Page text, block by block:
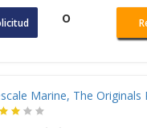
o
Marine, The Originals